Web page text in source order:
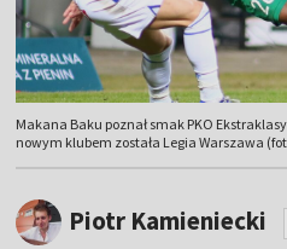
Makana Baku poznał smak PKO
nowym klubem została Legia Warszawa
Piotr Kamieniecki